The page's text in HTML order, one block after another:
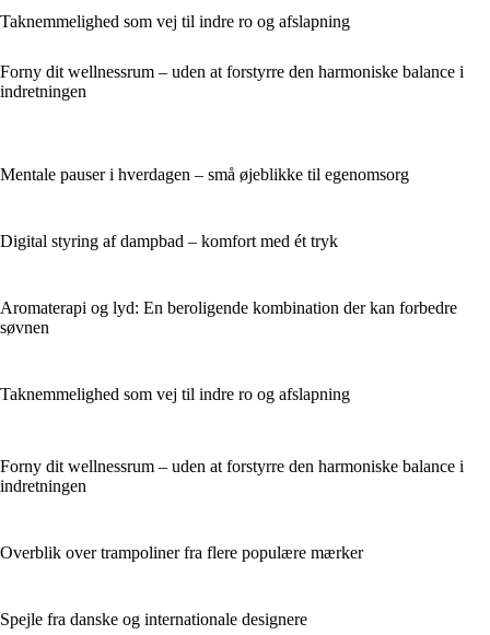
Taknemmelighed som vej til indre ro og afslapning
Forny dit wellnessrum – uden at forstyrre den harmoniske balance i
indretningen
Mentale pauser i hverdagen – små øjeblikke til egenomsorg
Digital styring af dampbad – komfort med ét tryk
Aromaterapi og lyd: En beroligende kombination der kan forbedre
søvnen
Taknemmelighed som vej til indre ro og afslapning
Forny dit wellnessrum – uden at forstyrre den harmoniske balance i
indretningen
Overblik over trampoliner fra flere populære mærker
Spejle fra danske og internationale designere